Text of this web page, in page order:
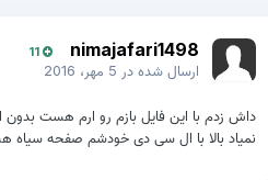
nimajafari1498
11
ارسال شده در5 مهر، 2016
داش زدم با این فایل بازم رو ارم هست
نمیاد بالا با ال سی دی خودشم صفحه سیاه